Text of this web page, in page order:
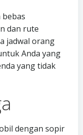
bebas
dan rute
jadwal orang
Anda yang
yang tidak
dengan sopir